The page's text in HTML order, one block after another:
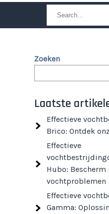
Zoeken
Laatste
Effectieve
Brico: Ontdek
Effectieve
Hubo:
vochtproblemen
Effectieve
Gamma: